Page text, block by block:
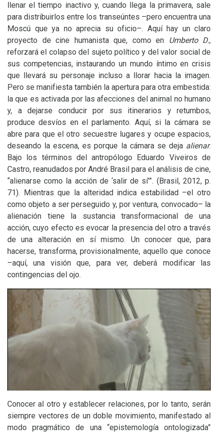
llenar el tiempo inactivo y, cuando llega la primavera, sale
para distribuirlos entre los transeúntes –pero encuentra una
Moscú que ya no aprecia su oficio–. Aquí hay un claro
proyecto de cine humanista que, como en
Umberto D.,
reforzará el colapso del sujeto político y del valor social de
sus competencias, instaurando un mundo íntimo en crisis
que llevará su personaje incluso a llorar hacia la imagen.
Pero se manifiesta también la apertura para otra embestida:
la que es activada por las afecciones del animal no humano
y, a dejarse conducir por sus itinerarios y retumbos,
produce desvíos en el parlamento. Aquí, si la cámara se
abre para que el otro secuestre lugares y ocupe espacios,
deseando la escena, es porque la cámara se deja alienar.
Bajo los términos del antropólogo Eduardo Viveiros de
Castro, reanudados por André Brasil para el análisis de cine,
“alienarse como la acción de ‘salir de sí’”. (Brasil, 2012, p.
71). Mientras que la alteridad indica estabilidad –el otro
como objeto a ser perseguido y, por ventura, convocado– la
alienación tiene la sustancia transformacional de una
acción, cuyo efecto es evocar la presencia del otro a través
de una alteración en sí mismo. Un conocer que, para
hacerse, transforma, provisionalmente, aquello que conoce
–aquí, una visión que, para ver, deberá modificar las
contingencias del ojo.
Conocer al otro y establecer relaciones, por lo tanto, serán
siempre vectores de un doble movimiento, manifestado al
modo pragmático de una “epistemología ontologizada”